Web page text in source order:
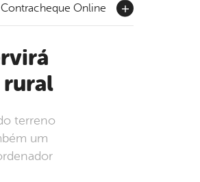
Contracheque Online
rural
terreno
um